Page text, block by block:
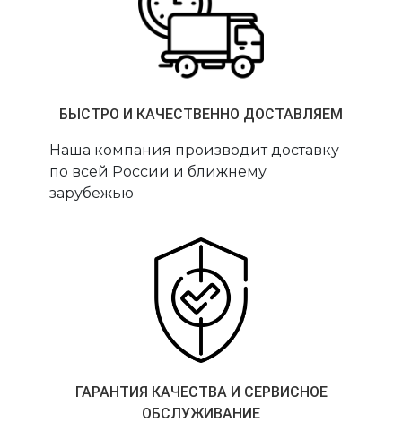
БЫСТРО И КАЧЕСТВЕННО ДОСТАВЛЯЕМ
Наша компания производит доставку
по всей России и ближнему
зарубежью
ГАРАНТИЯ КАЧЕСТВА И СЕРВИСНОЕ
ОБСЛУЖИВАНИЕ